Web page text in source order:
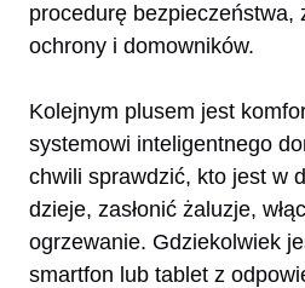
procedurę bezpieczeństwa,
ochrony i domowników.
Kolejnym plusem jest
systemowi inteligentnego
chwili sprawdzić, kto jest w
dzieje, zasłonić żaluzje,
ogrzewanie. Gdziekolwiek
smartfon lub tablet z